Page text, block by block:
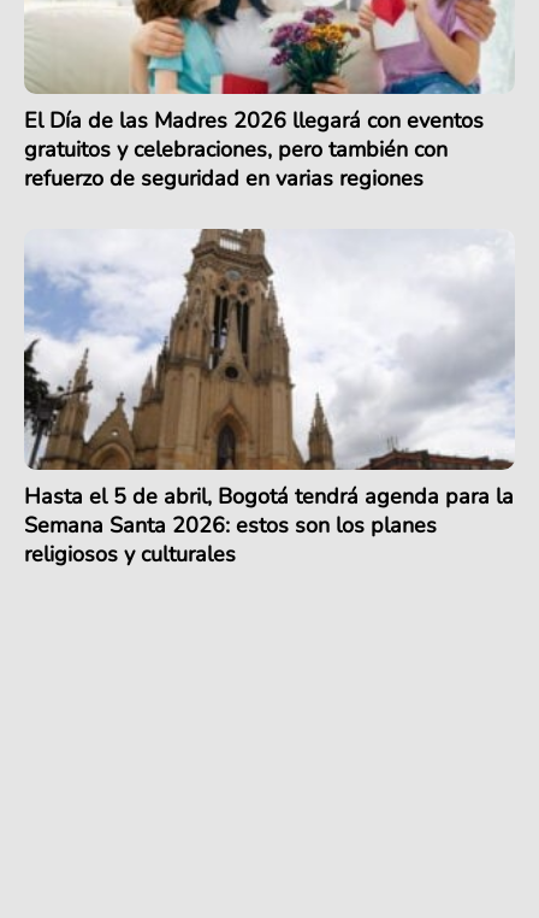
El Día de las Madres 2026 llegará con eventos
gratuitos y celebraciones, pero también con
refuerzo de seguridad en varias regiones
Hasta el 5 de abril, Bogotá tendrá agenda para la
Semana Santa 2026: estos son los planes
religiosos y culturales